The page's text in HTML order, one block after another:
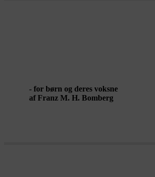
- for børn og deres voksne
af Franz M. H. Bomberg